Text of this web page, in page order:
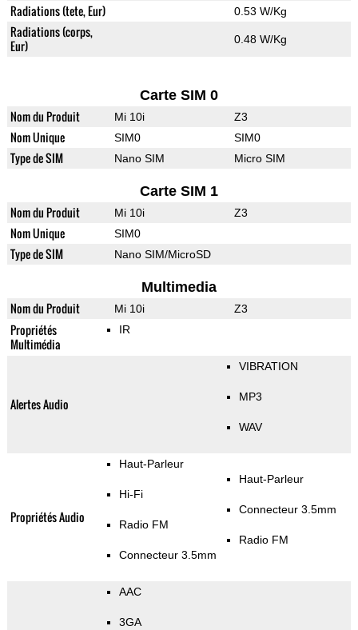
Radiations (tete, Eur) 0.53 W/Kg
Radiations (corps,
Eur)
0.48 W/Kg
Carte SIM 0
Nom du Produit Mi 10i Z3
Nom Unique SIM0 SIM0
Type de SIM Nano SIM Micro SIM
Carte SIM 1
Nom du Produit Mi 10i Z3
Nom Unique SIM0
Type de SIM Nano SIM/MicroSD
Multimedia
Nom du Produit Mi 10i Z3
Propriétés
Multimédia
IR
Alertes Audio
VIBRATION
MP3
WAV
Propriétés Audio
Haut-Parleur
Hi-Fi
Radio FM
Connecteur 3.5mm
Haut-Parleur
Connecteur 3.5mm
Radio FM
AAC
3GA